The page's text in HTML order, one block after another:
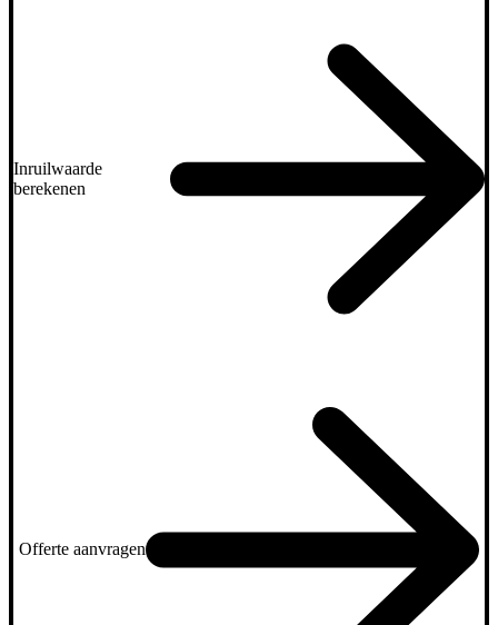
Inruilwaarde
berekenen
Offerte aanvragen